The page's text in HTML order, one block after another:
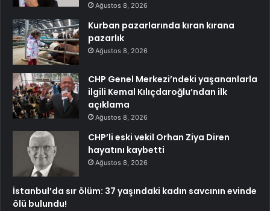
Ağustos 8, 2026
Kurban pazarlarında kıran kırana
pazarlık
Ağustos 8, 2026
CHP Genel Merkezi’ndeki yaşananlarla
ilgili Kemal Kılıçdaroğlu’ndan ilk
açıklama
Ağustos 8, 2026
CHP’li eski vekil Orhan Ziya Diren
hayatını kaybetti
Ağustos 8, 2026
İstanbul’da sır ölüm: 37 yaşındaki kadın savcının evinde
ölü bulundu!